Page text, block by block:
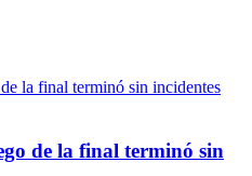
de la final terminó sin